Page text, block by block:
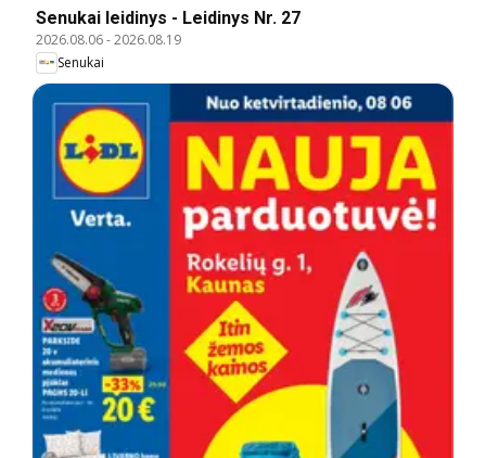
Senukai leidinys - Leidinys Nr. 27
2026.08.06-2026.08.19
Senukai